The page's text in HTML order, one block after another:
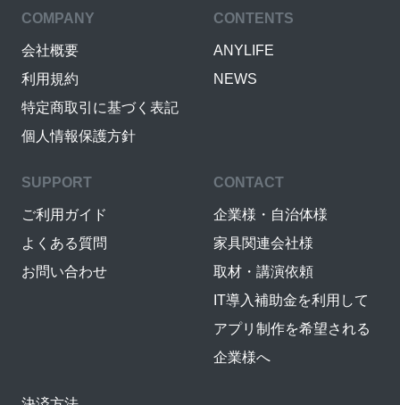
COMPANY
会社概要
利用規約
特定商取引に基づく表記
個人情報保護方針
CONTENTS
ANYLIFE
NEWS
SUPPORT
ご利用ガイド
よくある質問
お問い合わせ
CONTACT
企業様・自治体様
家具関連会社様
取材・講演依頼
IT導入補助金を利用して
アプリ制作を希望される
企業様へ